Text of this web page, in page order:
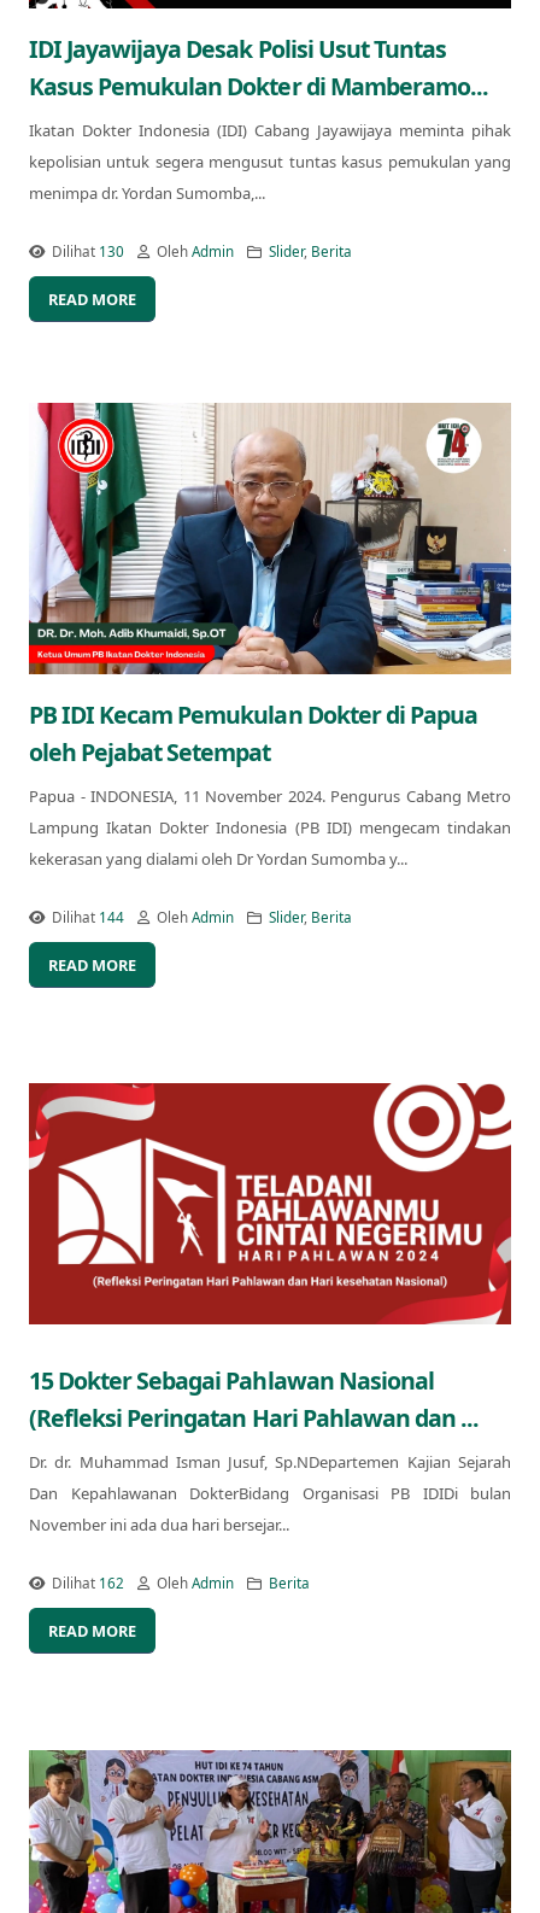
IDI Jayawijaya Desak Polisi Usut Tuntas
Kasus Pemukulan Dokter di Mamberamo...
Ikatan Dokter Indonesia (IDI) Cabang Jayawijaya meminta pihak
kepolisian untuk segera mengusut tuntas kasus pemukulan yang
menimpa dr. Yordan Sumomba,...
Dilihat 130 OlehAdmin Slider, Berita
READ MORE
PB IDI Kecam Pemukulan Dokter di Papua
oleh Pejabat Setempat
Papua - INDONESIA, 11 November 2024. Pengurus Cabang Metro
Lampung Ikatan Dokter Indonesia (PB IDI) mengecam tindakan
kekerasan yang dialami oleh Dr Yordan Sumomba y...
Dilihat 144 OlehAdmin Slider, Berita
READ MORE
15 Dokter Sebagai Pahlawan Nasional
(Refleksi Peringatan Hari Pahlawan dan ...
Dr. dr. Muhammad Isman Jusuf, Sp.NDepartemen Kajian Sejarah
Dan Kepahlawanan DokterBidang Organisasi PB IDIDi bulan
November ini ada dua hari bersejar...
Dilihat 162 OlehAdmin Berita
READ MORE